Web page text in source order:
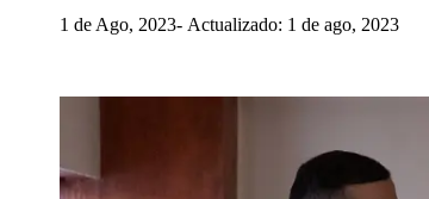
1 de Ago, 2023 Actualizado: 1 de ago, 2023